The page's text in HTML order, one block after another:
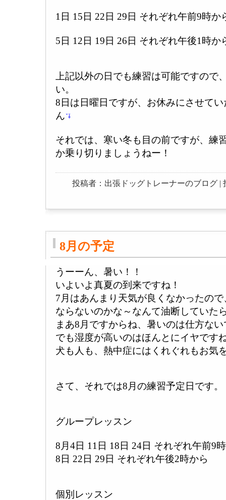
1日 15日 22日 29日 それぞれ午前9時か
5日 12日 19日 26日 それぞれ午後1時か
上記以外の日でも練習は可能ですので
い。
8日は日曜日ですが、お休みにさせて
ん
それでは、寒い冬も目の前ですが、練
か乗り切りましょうねー！
投稿者：出張ドッグトレーナーのブログ |
8月の予定
うーーん、暑い！！
いよいよ真夏の到来ですね！
7月はあんまり天気が良くなかったの
ならないのかな～なんて油断していた
まあ8月ですからね、暑いのは仕方な
でも湿度が高いのはほんとにイヤです
犬も人も、熱中症にはくれぐれもお気
さて、それでは8月の練習予定日です。
グループレッスン
8月4日 11日 18日 24日 それぞれ午前9
8日 22日 29日 それぞれ午後2時から
個別レッスン